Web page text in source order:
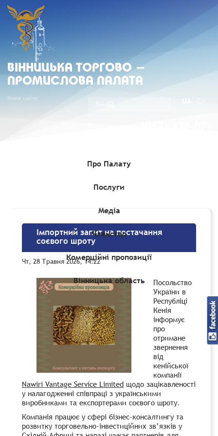
ВIННИЦЬКА ТОРГОВО -
ПРОМИСЛОВА ПАЛАТА
Мапа сайту
Про Палату
Послуги
Медіа
Членство
Комерційні пропозиції
Вінницька область
Комерційні пропозиції»Імпортний запит на
Імпортний запит на постачання
соєвого шроту
Чт, 28 Травня 2026, 14:22
Посольство
України в
Республіці
Кенія
інформує
про
отримане
звернення
від
кенійської
компанії
Nawiri Vantage Service Limited щодо зацікавленості
у налагодженні співпраці з українськими
виробниками та експортерами соєвого шроту.
Компанія працює у сфері бізнес-консалтингу та
розвитку торговельно-інвестиційних зв’язків у